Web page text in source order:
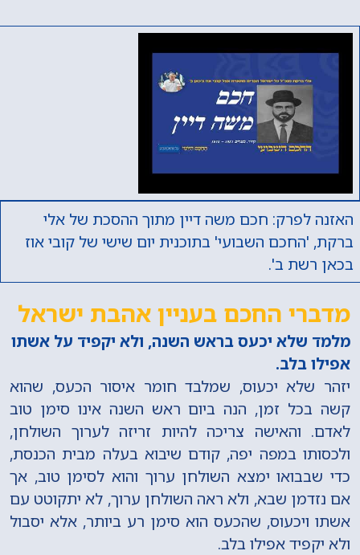
האזנה לפרק: חכם משה דיין מתוך ההסכת של אלי
ברקת, 'החכם השבועי' בתוכנית יום שישי של קובי אוז
בכאן רשת ב'.
מדברי החכם בעניין אהבת ישראל
מלמד שלא יכעס בראש השנה, ולא יקפיד על אשתו
אפילו בלב.
יזהר שלא יכעוס, שמלבד חומר איסור הכעס, שהוא
קשה בכל זמן, הנה ביום ראש השנה אינו סימן טוב
לאדם. והאישה צריכה להיות זריזה לערוך השולחן,
ולכסותו במפה יפה, קודם שיבוא בעלה מבית הכנסת,
כדי שבבואו ימצא השולחן ערוך והוא לסימן טוב, אך
אם נזדמן שבא, ולא ראה השולחן ערוך, לא יתקוטט עם
אשתו ויכעוס, שהכעס הוא סימן רע ביותר, אלא יסבול
ולא יקפיד אפילו בלב.